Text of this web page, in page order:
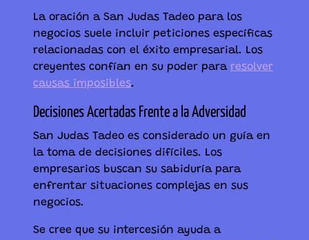
La oración a San Judas Tadeo para los
negocios suele incluir peticiones específicas
relacionadas con el éxito empresarial. Los
creyentes confían en su poder para resolver
causas imposibles.
Decisiones Acertadas Frente a la Adversidad
San Judas Tadeo es considerado un guía en
la toma de decisiones difíciles. Los
empresarios buscan su sabiduría para
enfrentar situaciones complejas en sus
negocios.
Se cree que su intercesión ayuda a